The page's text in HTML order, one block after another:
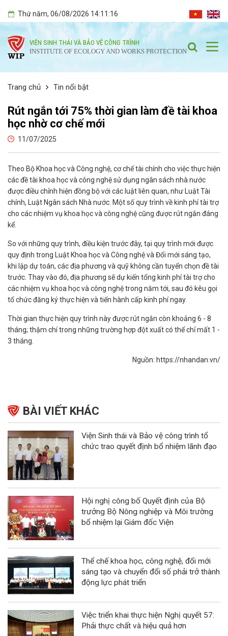
Thứ năm, 06/08/2026 14:11:17
VIỆN SINH THÁI VÀ BẢO VỆ CÔNG TRÌNH
INSTITUTE OF ECOLOGY AND WORKS PROTECTION
Trang chủ Tin nổi bật
Rút ngắn tới 75% thời gian làm đề tài khoa
học nhờ cơ chế mới
11/07/2025
Theo Bộ Khoa học và Công nghệ, cơ chế tài chính cho việc thực hiện
các đề tài khoa học và công nghệ sử dụng ngân sách nhà nước
được điều chỉnh hiện đồng bộ với các luật liên quan, như Luật Tài
chính, Luật Ngân sách Nhà nước. Một số quy trình về kinh phí tài trợ
cho các nhiệm vụ khoa học và công nghệ cũng được rút ngắn đáng
kể.
So với những quy trình, điều kiện trước đây, tại quy trình mới được
quy định trong Luật Khoa học và Công nghệ và Đổi mới sáng tạo,
khi lập dự toán, các địa phương và quỹ không cần tuyển chọn đề tài
trước. Thay vào đó, địa phương sẽ dự kiến tổng kinh phí tài trợ cho
các nhiệm vụ khoa học và công nghệ trong năm tới, sau đó kêu gọi
tổ chức đăng ký thực hiện và tiến hành cấp kinh phí ngay.
Thời gian thực hiện quy trình này được rút ngắn còn khoảng 6 - 8
tháng; thậm chí trong những trường hợp đột xuất có thể chỉ mất 1 -
3 tháng.
Nguồn: https://nhandan.vn/
BÀI VIẾT KHÁC
Viện Sinh thái và Bảo vệ công trình tổ
chức trao quyết định bổ nhiệm lãnh đạo
Hội nghị công bố Quyết định của Bộ
trưởng Bộ Nông nghiệp và Môi trường
bổ nhiệm lại Giám đốc Viện
Thể chế khoa học, công nghệ, đổi mới
sáng tạo và chuyển đổi số phải trở thành
động lực phát triển
Việc triển khai thực hiện Nghị quyết 57:
Phải thực chất và hiệu quả hơn